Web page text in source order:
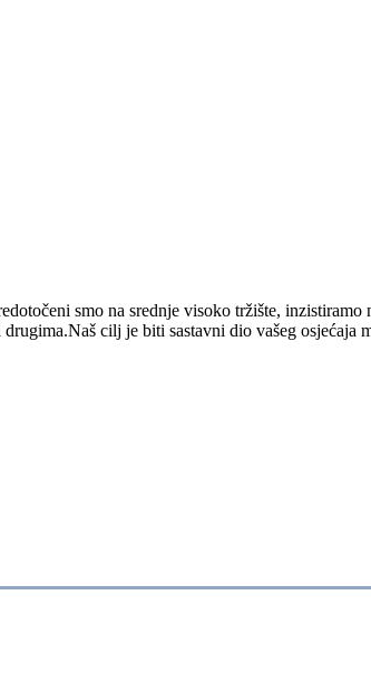
smo na srednje visoko tržište,
cilj je biti sastavni dio vašeg osjećaja